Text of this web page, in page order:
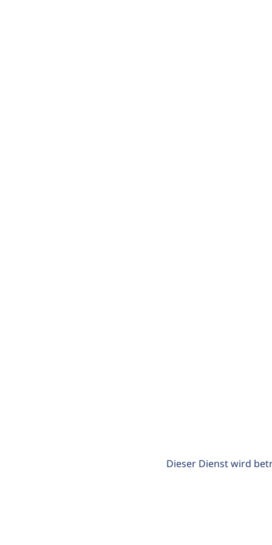
Dieser Dienst wird